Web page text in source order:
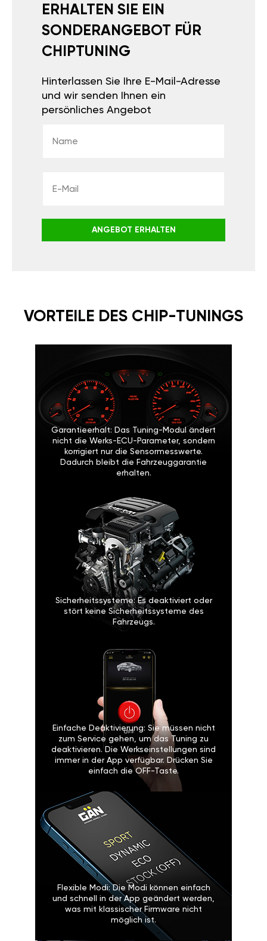
ERHALTEN SIE EIN
SONDERANGEBOT FÜR
CHIPTUNING
Hinterlassen Sie Ihre E-Mail-Adresse
und wir senden Ihnen ein
persönliches Angebot
ANGEBOT ERHALTEN
VORTEILE DES CHIP-TUNINGS
Garantieerhalt: Das Tuning-Modul ändert
nicht die Werks-ECU-Parameter, sondern
korrigiert nur die Sensormesswerte.
Dadurch bleibt die Fahrzeuggarantie
erhalten.
Sicherheitssysteme: Es deaktiviert oder
stört keine Sicherheitssysteme des
Fahrzeugs.
Einfache Deaktivierung: Sie müssen nicht
zum Service gehen, um das Tuning zu
deaktivieren. Die Werkseinstellungen sind
immer in der App verfügbar. Drücken Sie
einfach die OFF-Taste.
Flexible Modi: Die Modi können einfach
und schnell in der App geändert werden,
was mit klassischer Firmware nicht
möglich ist.